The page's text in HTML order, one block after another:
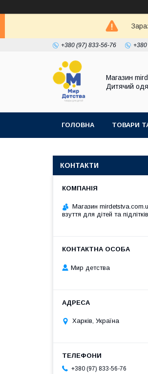
+380 (97) 833-56-76
Магазин
Дитячий
ГОЛОВНА ТОВАРИ
КОНТАКТИ
Магазин
взуття для дітей та підлітків
Мир детства
Харків, Україна
+380 (97) 833-56-76